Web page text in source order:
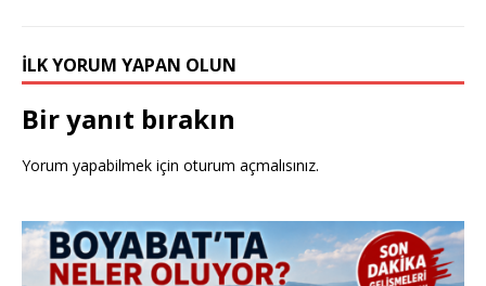
İLK YORUM YAPAN OLUN
Bir yanıt bırakın
Yorum yapabilmek için oturum açmalısınız.